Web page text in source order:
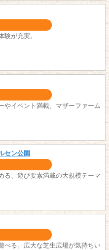
験が充実。
やイベント満載。マザーファーム
セン公園
る、遊び要素満載の大規模テーマ
べる。広大な芝生広場が気持ちい